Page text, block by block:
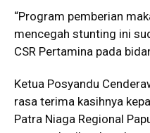
“Program pemberian
mencegah stunting ini
CSR Pertamina pada
Ketua Posyandu
rasa terima kasihnya
Patra Niaga Regional